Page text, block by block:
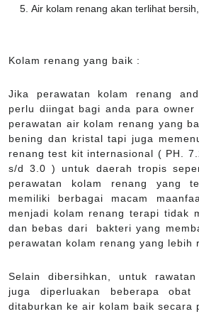
Air kolam renang akan terlihat
Kolam renang yang baik :
Jika perawatan kolam renang
perlu diingat bagi anda para owner
perawatan air kolam renang yang
bening dan kristal tapi juga
renang test kit internasional ( PH.
s/d 3.0 ) untuk daerah tropis
perawatan kolam renang yang
memiliki berbagai macam
menjadi kolam renang terapi tidak
dan bebas dari bakteri yang
perawatan kolam renang yang lebih
Selain dibersihkan, untuk
juga diperluakan beberapa
ditaburkan ke air kolam baik secara